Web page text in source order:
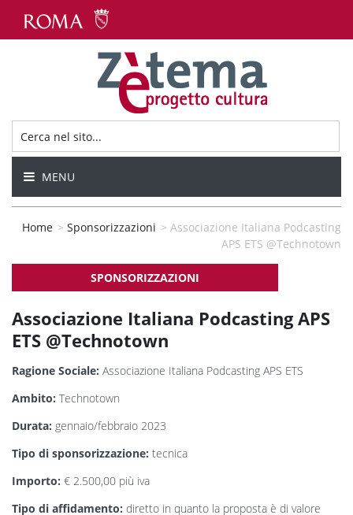
MENU
Home > Sponsorizzazioni > Associazione Italiana Podcasting
APS ETS @Technotown
SPONSORIZZAZIONI
Associazione Italiana Podcasting APS
ETS @Technotown
Ragione Sociale: Associazione Italiana Podcasting APS ETS
Ambito: Technotown
Durata: gennaio/febbraio 2023
Tipo di sponsorizzazione: tecnica
Importo: € 2.500,00 più iva
Tipo di affidamento: diretto in quanto la proposta è di valore